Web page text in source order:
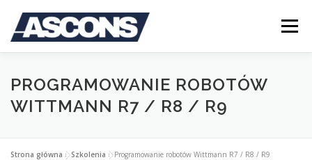
treści
Menu
STRONA GŁÓWNA O FIRMIE OFERTA
PROGRAMOWANIE ROBOTÓW
WITTMANN R7 / R8 / R9
Strona główna »Szkolenia »Programowanie robotów Wittmann R7 / R8 / R9